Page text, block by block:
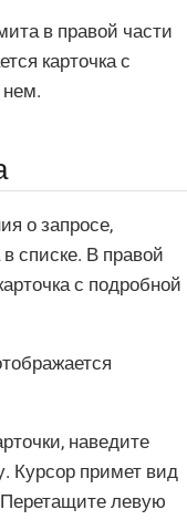
в правой части
карточка с
нем.
о запросе,
списке. В правой
с подробной
наведите
Курсор примет вид
левую